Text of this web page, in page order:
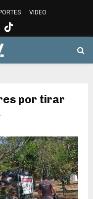
VIDEO
por tirar